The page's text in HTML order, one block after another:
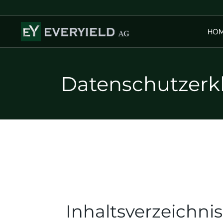
Inhaltsverzeichnis